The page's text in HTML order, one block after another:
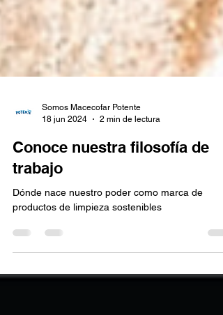
Somos Macecofar Potente
18 jun 2024
Conoce nuestra filosofía de
trabajo
Dónde nace nuestro poder como marca de
productos de limpieza sostenibles